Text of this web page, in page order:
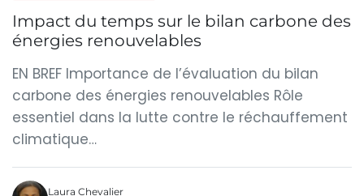
Impact du temps sur le bilan carbone des
énergies renouvelables
EN BREF Importance de l’évaluation du bilan
carbone des énergies renouvelables Rôle
essentiel dans la lutte contre le réchauffement
climatique…
Laura Chevalier